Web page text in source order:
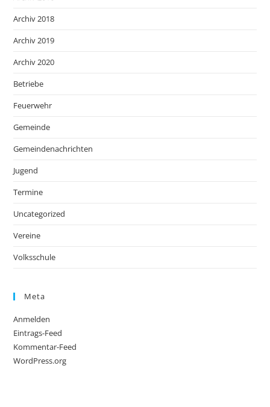
Archiv 2018
Archiv 2019
Archiv 2020
Betriebe
Feuerwehr
Gemeinde
Gemeindenachrichten
Jugend
Termine
Uncategorized
Vereine
Volksschule
Meta
Anmelden
Eintrags-Feed
Kommentar-Feed
WordPress.org